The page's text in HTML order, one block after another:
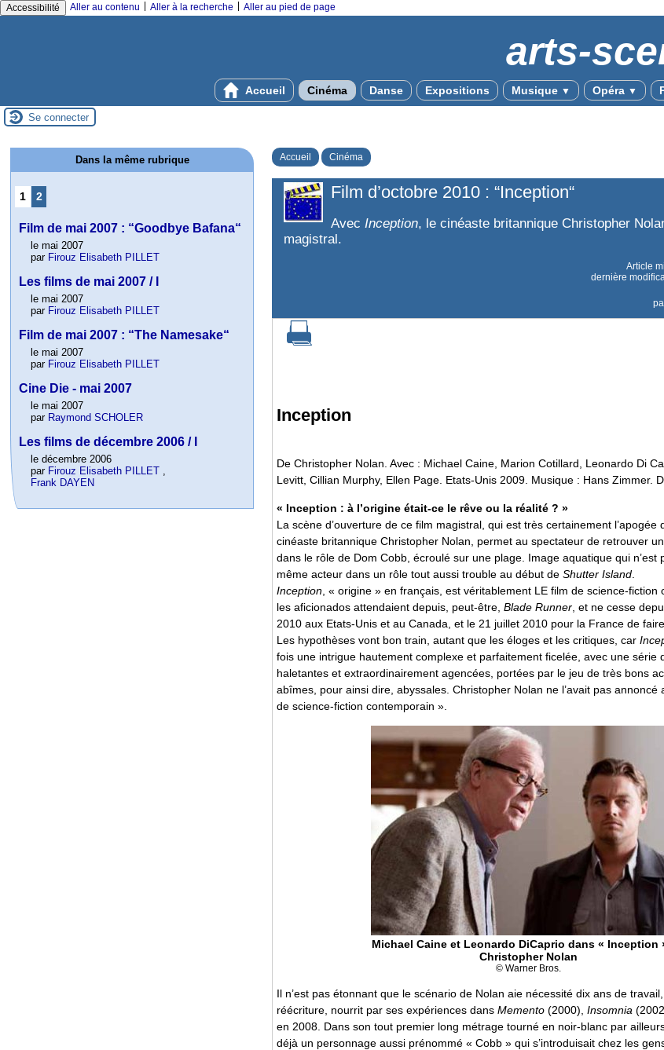
Accessibilité Aller au contenu Aller à la recherche Aller au pied de page
arts-
Accueil Cinéma Danse Expositions Musique ▼ Opéra ▼
Se connecter
Accueil Cinéma
Film d’octobre 2010 : “Inception“
Avec Inception, le cinéaste britannique Christopher
magistral.
Article
dernière
Inception
De Christopher Nolan. Avec : Michael Caine, Marion Cotillard, Leonardo Di
Levitt, Cillian Murphy, Ellen Page. Etats-Unis 2009. Musique : Hans Zimmer.
« Inception : à l’origine était-ce le rêve ou la réalité ? »
La scène d’ouverture de ce film magistral, qui est très certainement l’apogée
cinéaste britannique Christopher Nolan, permet au spectateur de retrouver
dans le rôle de Dom Cobb, écroulé sur une plage. Image aquatique qui n’est
même acteur dans un rôle tout aussi trouble au début de Shutter Island
Inception , « origine » en français, est véritablement LE film de science-
les aficionados attendaient depuis, peut-être, Blade Runner , et ne cesse
2010 aux Etats-Unis et au Canada, et le 21 juillet 2010 pour la France de
Les hypothèses vont bon train, autant que les éloges et les critiques, car
fois une intrigue hautement complexe et parfaitement ficelée, avec une série
haletantes et extraordinairement agencées, portées par le jeu de très bons
abîmes, pour ainsi dire, abyssales. Christopher Nolan ne l’avait pas annoncé
de science-fiction contemporain ».
Michael Caine et Leonardo DiCaprio dans « Inception
Christopher Nolan
© Warner Bros.
Il n’est pas étonnant que le scénario de Nolan aie nécessité dix ans de
réécriture, nourrit par ses expériences dans Memento (2000), Insomnia
en 2008. Dans son tout premier long métrage tourné en noir-blanc par
déjà un personnage aussi prénommé « Cobb » qui s’introduisait chez les
Dans la même rubrique
1 2
Film de mai 2007 : “Goodbye Bafana“
le mai 2007
par Firouz Elisabeth PILLET
Les films de mai 2007 / I
le mai 2007
par Firouz Elisabeth PILLET
Film de mai 2007 : “The Namesake“
le mai 2007
par Firouz Elisabeth PILLET
Cine Die - mai 2007
le mai 2007
par Raymond SCHOLER
Les films de décembre 2006 / I
le décembre 2006
par Firouz Elisabeth PILLET ,
Frank DAYEN